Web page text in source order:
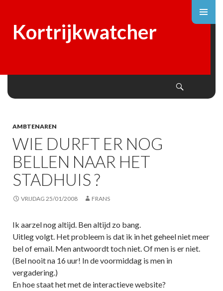
Kortrijkwatcher
AMBTENAREN
WIE DURFT ER NOG
BELLEN NAAR HET
STADHUIS ?
VRIJDAG 25/01/2008 FRANS
Ik aarzel nog altijd. Ben altijd zo bang.
Uitleg volgt. Het probleem is dat ik in het geheel niet meer
bel of email. Men antwoordt toch niet. Of men is er niet.
(Bel nooit na 16 uur! In de voormiddag is men in
vergadering.)
En hoe staat het met de interactieve website?